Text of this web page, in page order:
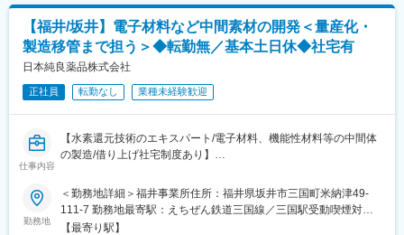
主任：450～670万円（在職最年少26歳）／課長代理：500～850
万円（在職最年少30歳）
課長・担当課長：690～850万円（在職最年少35歳）／管理職：
800～1,000万円超（在職最年少37歳）
変更の範囲：会社の定める業務
・DX人材の育成、リスキリング企画
全社的なデジタルリテラシー向上のための教育プログラムや研
修の企画、運営
各部門（製造、営業、管理など）の課題をヒアリングし、現場
のキーマンを巻き込みながら
・全社戦略の策定、推進
経営層や各部門長と連携し、中長期的なDXロードマップの策定
◆組織構成：
DX企画推進部は計12名で構成され、本社・名古屋・福井にメンバ
【福井/坂井】電子材料など中間素材の開発＜量産化・
製造移管まで担う＞◆転勤無／基本土日休◆社宅有
日本純良薬品株式会社
正社員 転勤なし 業種未経験歓迎
仕事内容
【水素還元技術のエキスパート/電子材料、機能性材料等の中間体
の製造/借り上げ社宅制度あり】
■職務概要：
電子材料、機能性材料、半導体試薬といった中間素材の開発、自
社生産設備での製造移管などの検討をお任せします。
勤務地
＜勤務地詳細＞福井事業所住所：福井県坂井市三国町米納津49-
111-7 勤務地最寄駅：えちぜん鉄道三国線／三国駅受動喫煙対
策：屋内全面禁煙変更の範囲：会社の定める事業所
【最寄り駅】